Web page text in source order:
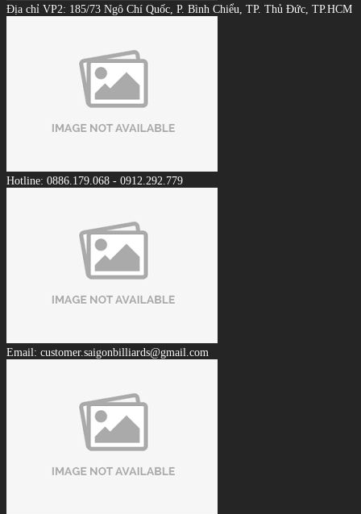
Địa chỉ VP2: 185/73 Ngô Chí Quốc, P. Bình Chiểu, TP. Thủ Đức, TP.HCM
Hotline: 0886.179.068 - 0912.292.779
Email: customer.saigonbilliards@gmail.com